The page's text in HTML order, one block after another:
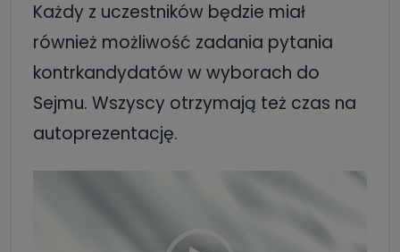
Każdy z uczestników będzie miał
również możliwość zadania pytania
kontrkandydatów w wyborach do
Sejmu. Wszyscy otrzymają też czas na
autoprezentację.